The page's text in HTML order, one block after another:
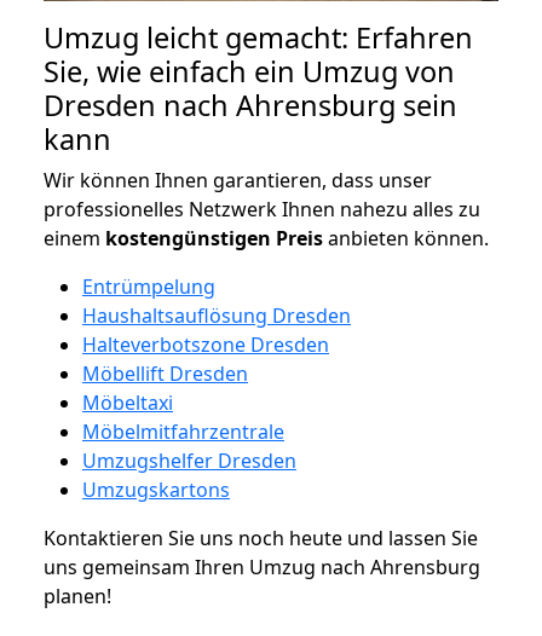
Umzug leicht gemacht: Erfahren
Sie, wie einfach ein Umzug von
Dresden nach Ahrensburg sein
kann
Wir können Ihnen garantieren, dass unser
professionelles Netzwerk Ihnen nahezu alles zu
einem kostengünstigen Preisanbieten können.
Entrümpelung
Haushaltsauflösung Dresden
Halteverbotszone Dresden
Möbellift Dresden
Möbeltaxi
Möbelmitfahrzentrale
Umzugshelfer Dresden
Umzugskartons
Kontaktieren Sie uns noch heute und lassen Sie
uns gemeinsam Ihren Umzug nach Ahrensburg
planen!